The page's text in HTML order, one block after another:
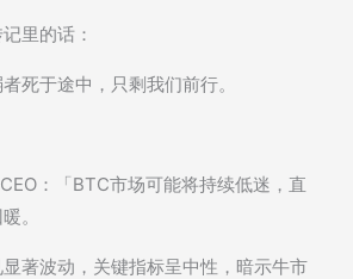
里的话：
死于途中，只剩我们前行。
：「BTC市场可能将持续低迷，直
。
著波动，关键指标呈中性，暗示牛市